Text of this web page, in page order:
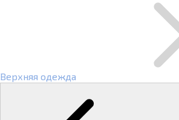
Верхняя одежда